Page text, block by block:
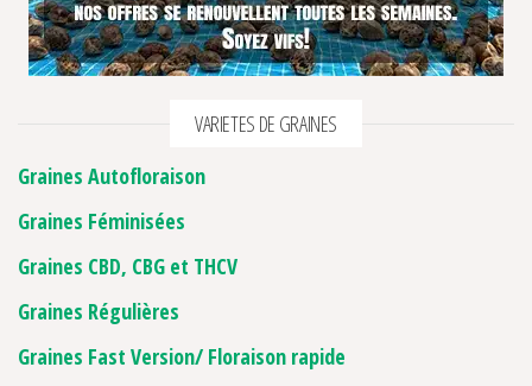
VARIETES DE GRAINES
Graines Autofloraison
Graines Féminisées
Graines CBD, CBG et THCV
Graines Régulières
Graines Fast Version/ Floraison rapide